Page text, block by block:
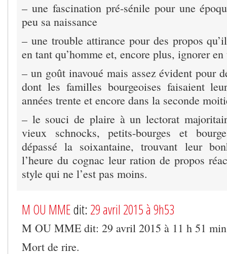
– une fascination pré-sénile pour une
peu sa naissance
– une trouble attirance pour des propos
en tant qu’homme et, encore plus, ignorer
– un goût inavoué mais assez évident pour
dont les familles bourgeoises faisaient
années trente et encore dans la seconde
– le souci de plaire à un lectorat
vieux schnocks, petits-bourges et
dépassé la soixantaine, trouvant leur
l’heure du cognac leur ration de propos
style qui ne l’est pas moins.
M OU MMEdit: 29 avril 2015 à 9h53
M OU MME dit: 29 avril 2015 à 11 h 51 min
Mort de rire.